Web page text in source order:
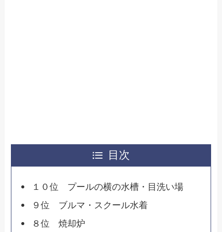
目次
１０位 プールの横の水槽・目洗い場
９位 ブルマ・スクール水着
８位 焼却炉